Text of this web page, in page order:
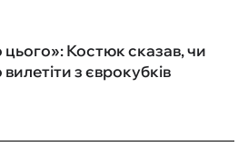
Костюк сказав, чи
з єврокубків